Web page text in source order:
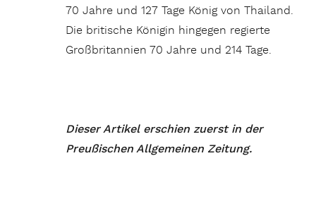
70 Jahre und 127 Tage König von Thailand.
Die britische Königin hingegen regierte
Großbritannien 70 Jahre und 214 Tage.
Dieser Artikel erschien zuerst in der
Preußischen Allgemeinen Zeitung.